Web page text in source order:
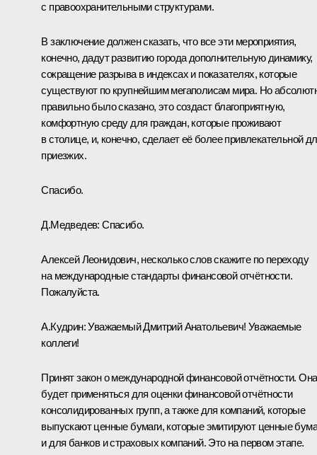
с правоохранительными структурами.
В заключение должен сказать, что все эти мероприятия,
конечно, дадут развитию города дополнительную динамику,
сокращение разрыва в индексах и показателях, которые
существуют по крупнейшим мегаполисам мира. Но
правильно было сказано, это создаст благоприятную,
комфортную среду для граждан, которые проживают
в столице, и, конечно, сделает её более привлекательной
приезжих.
Спасибо.
Д.Медведев: Спасибо.
Алексей Леонидович, несколько слов скажите по переходу
на международные стандарты финансовой отчётности.
Пожалуйста.
А.Кудрин:Уважаемый Дмитрий Анатольевич! Уважаемые
коллеги!
Принят закон о международной финансовой отчётности. Она
будет применяться для оценки финансовой отчётности
консолидированных групп, а также для компаний, которые
выпускают ценные бумаги, которые эмитируют ценные
и для банков и страховых компаний. Это на первом этапе.